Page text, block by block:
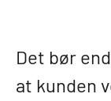
Det bør
at kunden